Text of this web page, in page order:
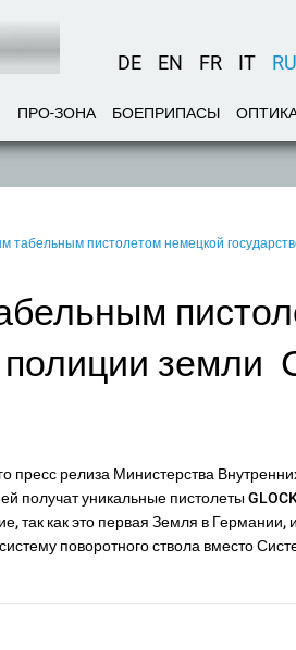
DE EN FR IT RU
ПРО-ЗОНА БОЕПРИПАСЫ
табельным пистолетом немецкой
полиции земли
пресс релиза Министерства
получат уникальные пистолеты
так как это первая Земля в Германии,
поворотного ствола вместо